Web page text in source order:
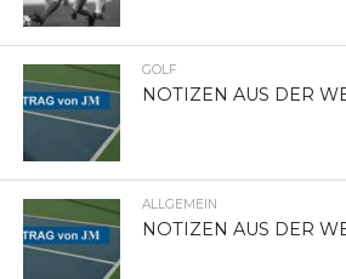
GOLF
NOTIZEN AUS DER
ALLGEMEIN
NOTIZEN AUS DER